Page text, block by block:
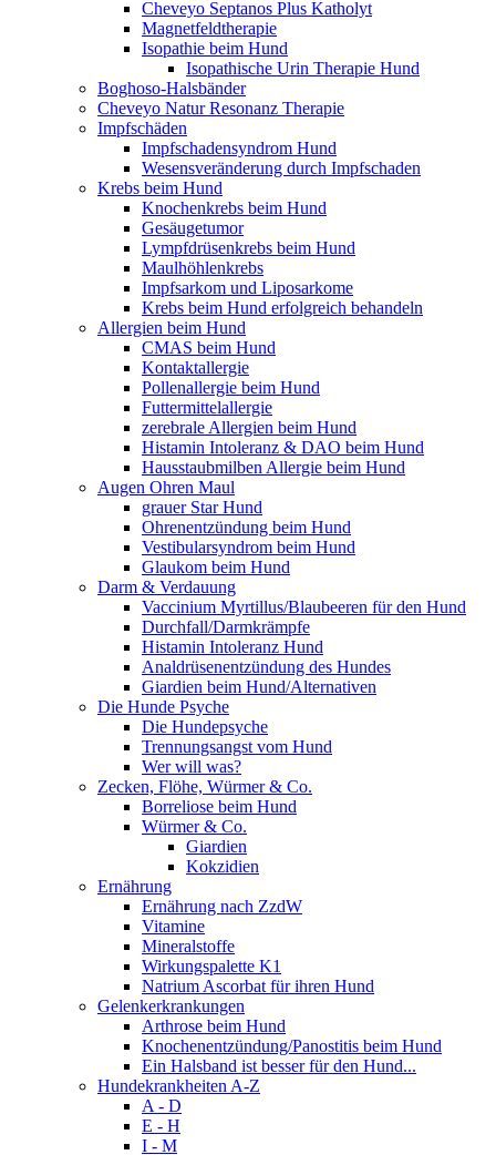
Cheveyo Septanos Plus Katholyt
Magnetfeldtherapie
Isopathie beim Hund
Isopathische Urin Therapie Hund
Boghoso-Halsbänder
Cheveyo Natur Resonanz Therapie
Impfschäden
Impfschadensyndrom Hund
Wesensveränderung durch Impfschaden
Krebs beim Hund
Knochenkrebs beim Hund
Gesäugetumor
Lympfdrüsenkrebs beim Hund
Maulhöhlenkrebs
Impfsarkom und Liposarkome
Krebs beim Hund erfolgreich behandeln
Allergien beim Hund
CMAS beim Hund
Kontaktallergie
Pollenallergie beim Hund
Futtermittelallergie
zerebrale Allergien beim Hund
Histamin Intoleranz & DAO beim Hund
Hausstaubmilben Allergie beim Hund
Augen Ohren Maul
grauer Star Hund
Ohrenentzündung beim Hund
Vestibularsyndrom beim Hund
Glaukom beim Hund
Darm & Verdauung
Vaccinium Myrtillus/Blaubeeren für den Hund
Durchfall/Darmkrämpfe
Histamin Intoleranz Hund
Analdrüsenentzündung des Hundes
Giardien beim Hund/Alternativen
Die Hunde Psyche
Die Hundepsyche
Trennungsangst vom Hund
Wer will was?
Zecken, Flöhe, Würmer & Co.
Borreliose beim Hund
Würmer & Co.
Giardien
Kokzidien
Ernährung
Ernährung nach ZzdW
Vitamine
Mineralstoffe
Wirkungspalette K1
Natrium Ascorbat für ihren Hund
Gelenkerkrankungen
Arthrose beim Hund
Knochenentzündung/Panostitis beim Hund
Ein Halsband ist besser für den Hund...
Hundekrankheiten A-Z
A - D
E - H
I - M